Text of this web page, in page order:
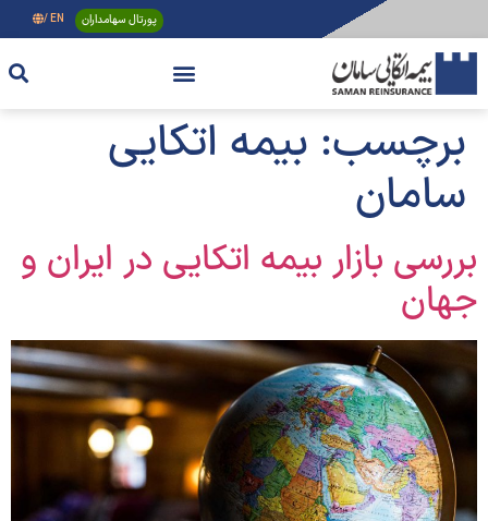
پورتال سهامداران EN /
برچسب: بیمه اتکایی
سامان
بررسی بازار بیمه اتکایی در ایران و
جهان